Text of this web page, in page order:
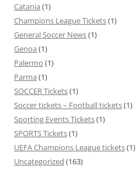
Catania (1)
Champions League Tickets(1)
General Soccer News(1)
Genoa (1)
Palermo (1)
Parma (1)
SOCCER Tickets(1)
Soccer tickets – Football tickets(1)
Sporting Events Tickets(1)
SPORTS Tickets(1)
UEFA Champions League tickets(1)
Uncategorized (163)